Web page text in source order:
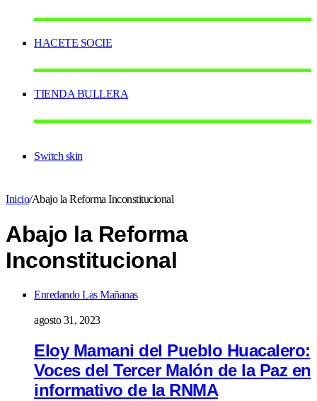
HACETE SOCIE
TIENDA BULLERA
Switch skin
Inicio/Abajo la Reforma Inconstitucional
Abajo la Reforma
Inconstitucional
Enredando Las Mañanas
agosto 31, 2023
Eloy Mamani del Pueblo Huacalero:
Voces del Tercer Malón de la Paz en
informativo de la RNMA